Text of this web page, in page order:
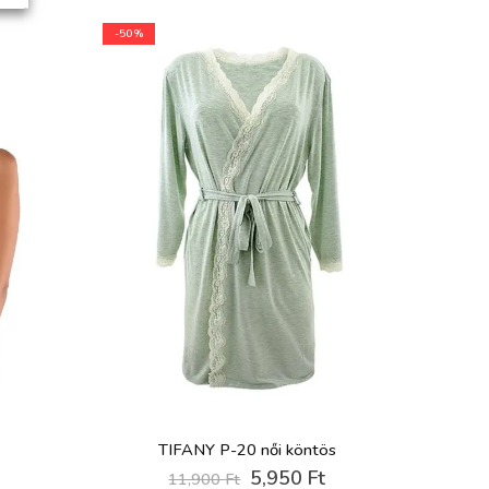
-50%
TIFANY P-20 női köntös
11,900Ft Original
5,950 FtCurrent